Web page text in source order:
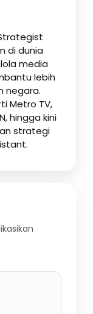
di dunia
media
lebih
negara.
Metro TV,
hingga kini
strategi